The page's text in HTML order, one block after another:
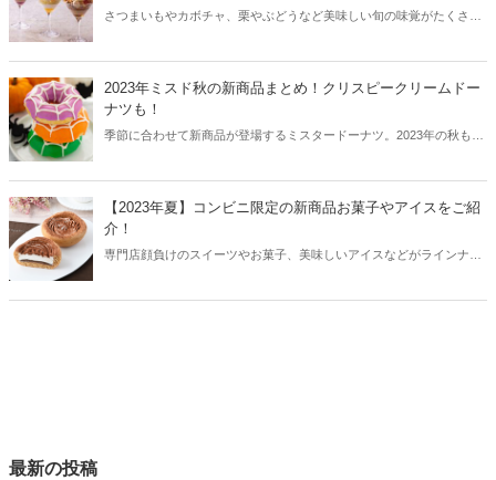
さつまいもやカボチャ、栗やぶどうなど美味しい旬の味覚がたくさん
らご紹介します！
2023年ミスド秋の新商品まとめ！クリスピークリームドー
ナツも！
季節に合わせて新商品が登場するミスタードーナツ。2023年の秋も、
す。
【2023年夏】コンビニ限定の新商品お菓子やアイスをご紹
介！
専門店顔負けのスイーツやお菓子、美味しいアイスなどがラインナッ
最新の投稿